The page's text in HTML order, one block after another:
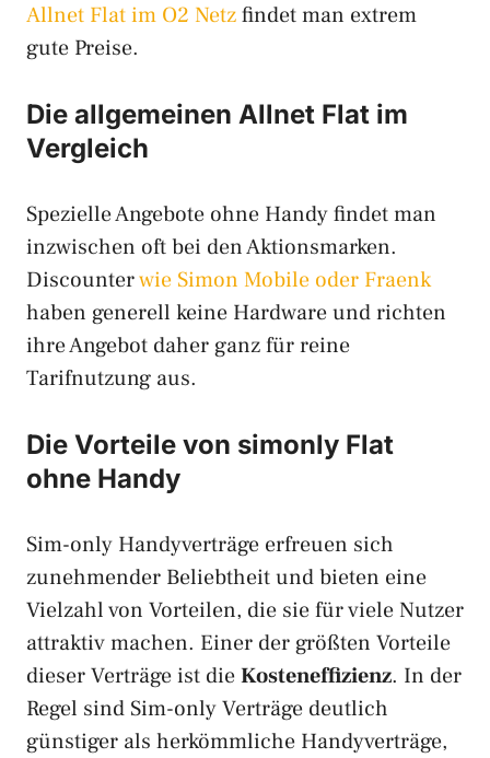
Allnet Flat im O2 Netzfindet man extrem
gute Preise.
Die allgemeinen Allnet Flat im
Vergleich
Spezielle Angebote ohne Handy findet man
inzwischen oft bei den Aktionsmarken.
Discounterwie Simon Mobile oder Fraenk
haben generell keine Hardware und richten
ihre Angebot daher ganz für reine
Tarifnutzung aus.
Die Vorteile von simonly Flat
ohne Handy
Sim-only Handyverträge erfreuen sich
zunehmender Beliebtheit und bieten eine
Vielzahl von Vorteilen, die sie für viele Nutzer
attraktiv machen. Einer der größten Vorteile
dieser Verträge ist dieKosteneffizienz. In der
Regel sind Sim-only Verträge deutlich
günstiger als herkömmliche Handyverträge,